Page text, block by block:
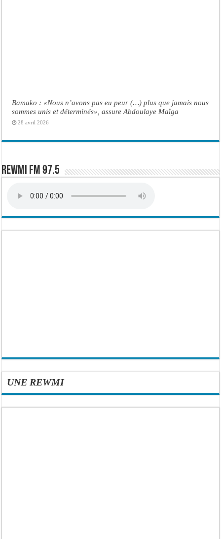
Bamako : «Nous n’avons pas eu peur (…) plus que jamais nous
sommes unis et déterminés», assure Abdoulaye Maïga
28 avril 2026
Rewmi FM 97.5
UNE REWMI